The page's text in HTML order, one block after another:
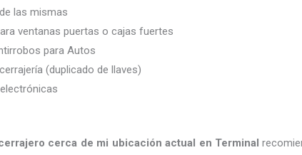
las mismas
ventanas puertas o cajas fuertes
para Autos
(duplicado de llaves)
cerca de mi ubicación actual en Terminal